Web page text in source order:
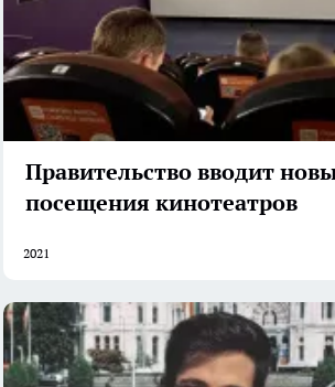
Правительство вводит
посещения кинотеатров
2021